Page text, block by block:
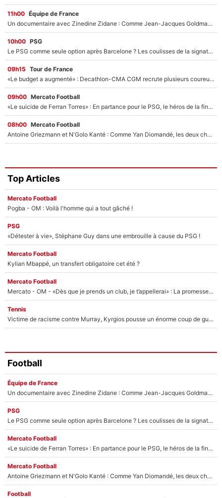
11h00 Équipe de France
Un documentaire avec Zinedine Zidane : Comme Jean-Jacques Goldman et Mylène Farmer, le nouveau sélectionneur de l'équipe de France a recalé une journaliste très connue
10h00 PSG
Le PSG comme seule option après Barcelone ? Les coulisses de la signature historique de Lionel Messi sont révélées au grand jour !
09h15 Tour de France
«Le budget a augmenté» : Decathlon-CMA CGM recrute plusieurs coureurs pour offrir à Paul Seixas une équipe pour gagner le Tour de France 2027
09h00 Mercato Football
«Le suicide de Ferran Torres» : En partance pour le PSG, le héros de la finale de la Coupe du monde s'attire les foudres de la presse espagnole !
08h00 Mercato Football
Antoine Griezmann et N'Golo Kanté : Comme Yan Diomandé, les deux champions du monde ont refusé de signer au PSG !
Top Articles
Mercato Football
Pogba - OM : Voilà l'homme qui a tout gâché !
PSG
«Détester à vie», Stéphane Guy dans une embrouille à cause du PSG !
Mercato Football
Kylian Mbappé, un transfert obligatoire cet été ?
Mercato Football
Mercato - OM - «Dès que je prends un club, je t’appellerai» : La promesse de Marcelino au moment de claquer la porte
Tennis
Victime de racisme contre Murray, Kyrgios pousse un énorme coup de gueule !
Football
Équipe de France
Un documentaire avec Zinedine Zidane : Comme Jean-Jacques Goldman et Mylène Farmer, le nouveau sélectionneur de l'équipe de France a recalé une journaliste très connue
PSG
Le PSG comme seule option après Barcelone ? Les coulisses de la signature historique de Lionel Messi sont révélées au grand jour !
Mercato Football
«Le suicide de Ferran Torres» : En partance pour le PSG, le héros de la finale de la Coupe du monde s'attire les foudres de la presse espagnole !
Mercato Football
Antoine Griezmann et N'Golo Kanté : Comme Yan Diomandé, les deux champions du monde ont refusé de signer au PSG !
Football